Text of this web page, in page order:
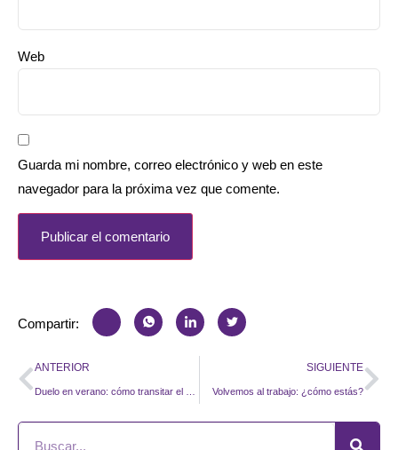
Web
Guarda mi nombre, correo electrónico y web en este
navegador para la próxima vez que comente.
Compartir:
ANTERIOR SIGUIENTE
Volvemos al trabajo: ¿cómo estás?